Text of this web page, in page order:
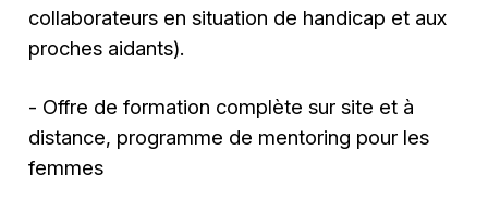
collaborateurs en situation de handicap et aux
proches aidants).
- Offre de formation complète sur site et à
distance, programme de mentoring pour les
femmes